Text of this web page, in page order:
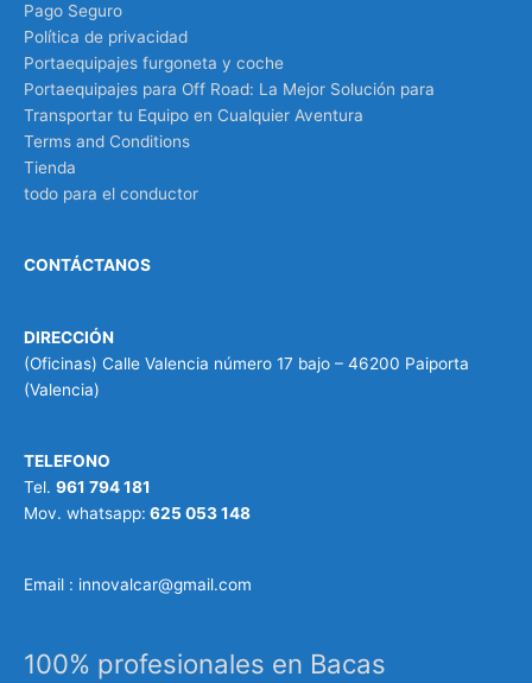
Pago Seguro
Política de privacidad
Portaequipajes furgoneta y coche
Portaequipajes para Off Road: La Mejor Solución para
Transportar tu Equipo en Cualquier Aventura
Terms and Conditions
Tienda
todo para el conductor
CONTÁCTANOS
DIRECCIÓN
(Oficinas) Calle Valencia número 17 bajo – 46200 Paiporta
(Valencia)
TELEFONO
Tel. 961 794 181
Mov. whatsapp: 625 053 148
Email : innovalcar@gmail.com
100% profesionales en Bacas